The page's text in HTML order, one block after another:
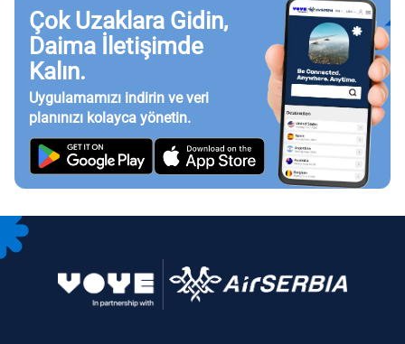
Çok Uzaklara Gidin,
Daima İletişimde
Kalın.
Uygulamamızı indirin ve veri
planınızı kolayca yönetin.